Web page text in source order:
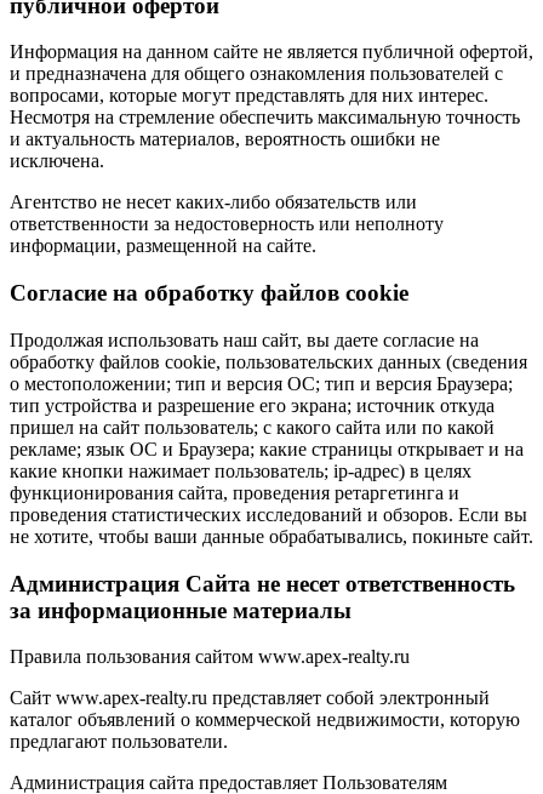
Информация на данном сайте не является публичной офертой,
и предназначена для общего ознакомления пользователей с
вопросами, которые могут представлять для них интерес.
Несмотря на стремление обеспечить максимальную точность
и актуальность материалов, вероятность ошибки не
исключена.
Агентство не несет каких-либо обязательств или
ответственности за недостоверность или неполноту
информации, размещенной на сайте.
Cогласие на обработку файлов cookie
Продолжая использовать наш сайт, вы даете согласие на
обработку файлов cookie, пользовательских данных (сведения
о местоположении; тип и версия ОС; тип и версия Браузера;
тип устройства и разрешение его экрана; источник откуда
пришел на сайт пользователь; с какого сайта или по какой
рекламе; язык ОС и Браузера; какие страницы открывает и на
какие кнопки нажимает пользователь; ip-адрес) в целях
функционирования сайта, проведения ретаргетинга и
проведения статистических исследований и обзоров. Если вы
не хотите, чтобы ваши данные обрабатывались, покиньте сайт.
Администрация Сайта не несет ответственность
за информационные материалы
Правила пользования сайтом www.apex-realty.ru
Сайт www.apex-realty.ru представляет собой электронный
каталог объявлений о коммерческой недвижимости, которую
предлагают пользователи.
Администрация сайта предоставляет Пользователям